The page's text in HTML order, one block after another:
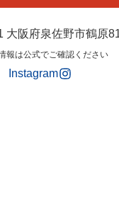
大阪府泉佐野市鶴原
報は公式でご確認ください
Instagram